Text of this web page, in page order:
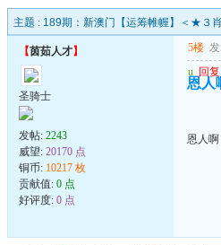
主题 : 189期：新澳门【运筹帷幄】＜★３
【茵茹人才】
圣骑士
发帖: 2243
威望: 20170 点
铜币: 10217 枚
贡献值: 0 点
好评度: 0 点
5楼
u 回复
恩人
恩人